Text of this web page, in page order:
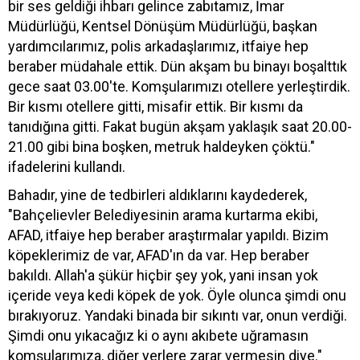
bir ses geldiği ihbarı gelince zabıtamız, İmar
Müdürlüğü, Kentsel Dönüşüm Müdürlüğü, başkan
yardımcılarımız, polis arkadaşlarımız, itfaiye hep
beraber müdahale ettik. Dün akşam bu binayı boşalttık
gece saat 03.00'te. Komşularımızı otellere yerleştirdik.
Bir kısmı otellere gitti, misafir ettik. Bir kısmı da
tanıdığına gitti. Fakat bugün akşam yaklaşık saat 20.00-
21.00 gibi bina boşken, metruk haldeyken çöktü."
ifadelerini kullandı.
Bahadır, yine de tedbirleri aldıklarını kaydederek,
"Bahçelievler Belediyesinin arama kurtarma ekibi,
AFAD, itfaiye hep beraber araştırmalar yapıldı. Bizim
köpeklerimiz de var, AFAD'ın da var. Hep beraber
bakıldı. Allah'a şükür hiçbir şey yok, yani insan yok
içeride veya kedi köpek de yok. Öyle olunca şimdi onu
bırakıyoruz. Yandaki binada bir sıkıntı var, onun verdiği.
Şimdi onu yıkacağız ki o aynı akıbete uğramasın
komşularımıza, diğer yerlere zarar vermesin diye."